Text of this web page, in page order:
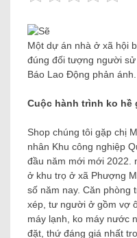
Một dự án nhà ở xã hội
đúng đối tượng người
Báo Lao Động phản ánh.
Cuộc hành trình ko hề
Shop chúng tôi gặp chị
nhân Khu công nghiệp
đầu năm mới mới 2022.
ở khu trọ ở xã Phượng
số năm nay. Căn phòng
xép, tư người ở gồm vợ
máy lạnh, ko máy nước
đặt, thứ đáng giá nhất